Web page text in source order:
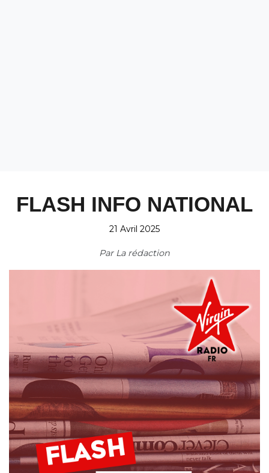
FLASH INFO NATIONAL
21 Avril 2025
Par La rédaction